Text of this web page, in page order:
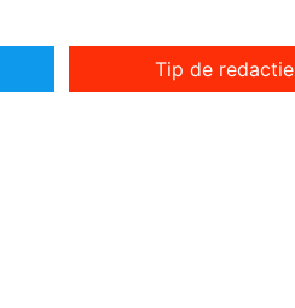
Tip de redactie